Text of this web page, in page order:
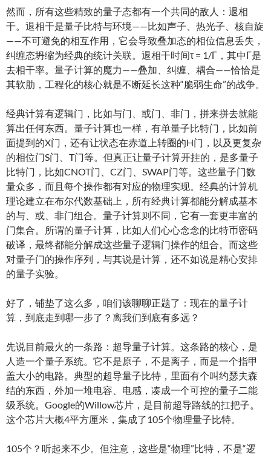
然而，所有这些精致的量子态都有一个共同的敌人：退相
干。退相干是量子比特与环境——比如声子、热光子、核自旋
——不可避免的相互作用，它会导致叠加态的相位信息丢失，
纠缠态坍缩为经典的统计关联。退相干时间τ = 1/Γ，其中Γ是
去相干率。量子计算的魔力——叠加、纠缠、耦合——恰恰是
其软肋，工程化的核心就是不断延长这种“脆弱生命”的战争。
经典计算有逻辑门，比如与门、或门、非门，拼来拼去就能
算出任何东西。量子计算也一样，有单量子比特门，比如前
面提到的X门，还有让状态在赤道上转圈的H门，以及更复杂
的相位门S门、T门等。但真正让量子计算开挂的，是多量子
比特门，比如CNOT门、CZ门、SWAP门等。这些量子门数
量众多，而且每个操作都有对应的物理实现。经典的计算机
理论建立在布尔代数基础上，所有经典计算都能分解成基本
的与、或、非门组合。量子计算则不同，它有一套更丰富的
门集合。所谓的量子计算，比如人们心心念念的比特币密码
破译，最终都能分解成这些量子逻辑门操作的组合。而这些
对量子门的操作序列，与其说是计算，还不如说是精心安排
的量子实验。
好了，铺垫了这么多，咱们该聊聊正题了：现在的量子计
算，到底走到哪一步了？离我们到底有多远？
先说目前最火的一条路：超导量子计算。这条路的核心，是
人造一个量子系统。它不是原子，不是离子，而是一个指甲
盖大小的电路。典型的超导量子比特，里面有个叫约瑟夫森
结的东西，外加一堆电容、电感，凑成一个可控的量子二能
级系统。Google的Willow芯片，是目前超导路线的扛把子。
这个芯片大概4平方厘米，集成了105个物理量子比特。
105个？听起来不少。但注意，这些是“物理”比特，不是“逻